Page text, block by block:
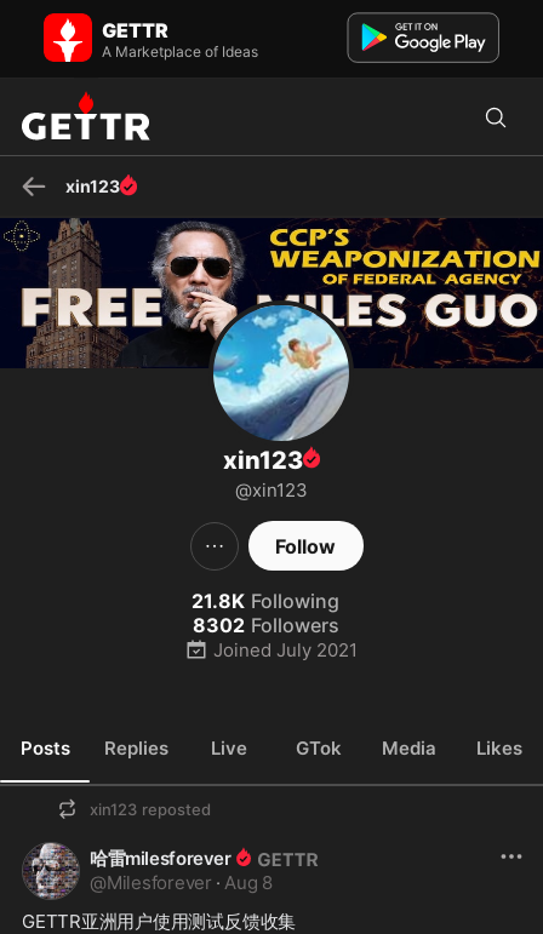
xin123 on GETTR - Profile and Posts
Visit xin123's profile on GETTR. View their posts, photos, videos, and
connect with them on the social platform.
GETTR
A Marketplace of Ideas
xin123
xin123
@xin123
Follow
21.8K Following
8302 Followers
Joined July 2021
Posts Replies Live GTok Media Likes
xin123 reposted
哈雷milesforever
@Milesforever · Aug 8
GETTR亚洲用户使用测试反馈收集